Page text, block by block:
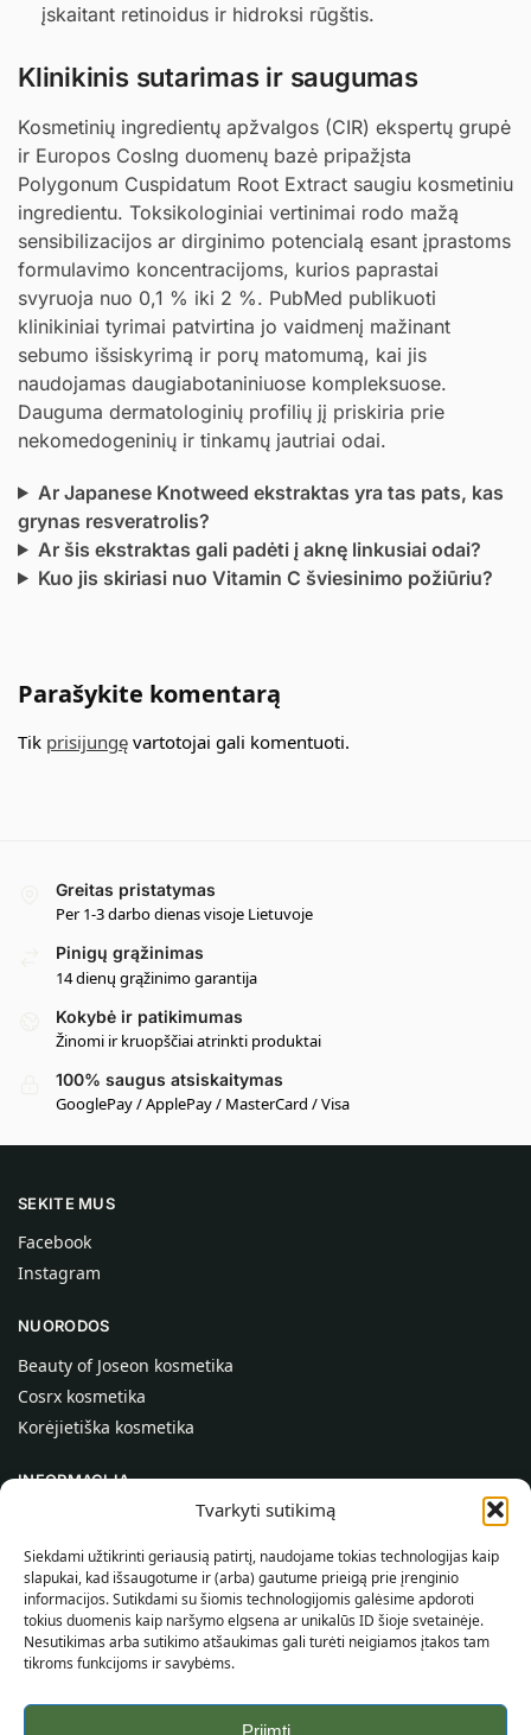
Tvarkyti sutikimą
Siekdami užtikrinti geriausią patirtį, naudojame tokias technologijas kaip
slapukai, kad išsaugotume ir (arba) gautume prieigą prie įrenginio
informacijos. Sutikdami su šiomis technologijomis galėsime apdoroti
tokius duomenis kaip naršymo elgsena ar unikalūs ID šioje svetainėje.
Nesutikimas arba sutikimo atšaukimas gali turėti neigiamos įtakos tam
tikroms funkcijoms ir savybėms.
Priimti
įskaitant retinoidus ir hidroksi rūgštis.
Klinikinis sutarimas ir saugumas
Kosmetinių ingredientų apžvalgos (CIR) ekspertų grupė
ir Europos CosIng duomenų bazė pripažįsta
Polygonum Cuspidatum Root Extract saugiu kosmetiniu
ingredientu. Toksikologiniai vertinimai rodo mažą
sensibilizacijos ar dirginimo potencialą esant įprastoms
formulavimo koncentracijoms, kurios paprastai
svyruoja nuo 0,1 % iki 2 %. PubMed publikuoti
klinikiniai tyrimai patvirtina jo vaidmenį mažinant
sebumo išsiskyrimą ir porų matomumą, kai jis
naudojamas daugiabotaniniuose kompleksuose.
Dauguma dermatologinių profilių jį priskiria prie
nekomedogeninių ir tinkamų jautriai odai.
Ar Japanese Knotweed ekstraktas yra tas pats, kas
grynas resveratrolis?
Ar šis ekstraktas gali padėti į aknę linkusiai odai?
Kuo jis skiriasi nuo Vitamin C šviesinimo požiūriu?
Parašykite komentarą
Tik prisijungę vartotojai gali komentuoti.
Greitas pristatymas
Per 1-3 darbo dienas visoje Lietuvoje
Pinigų grąžinimas
14 dienų grąžinimo garantija
Kokybė ir patikimumas
Žinomi ir kruopščiai atrinkti produktai
100% saugus atsiskaitymas
GooglePay / ApplePay / MasterCard / Visa
SEKITE MUS
Facebook
Instagram
NUORODOS
Beauty of Joseon kosmetika
Cosrx kosmetika
Korėjietiška kosmetika
INFORMACIJA
Kontaktai
Pagalba
INFORMACIJA PIRKĖJUI
Pristatymo sąlygos
Taisyklės ir sąlygos